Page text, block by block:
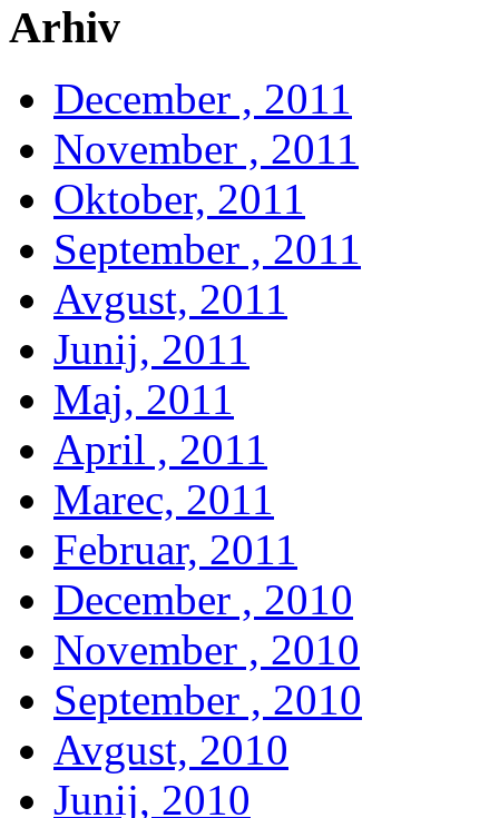
Arhiv
December , 2011
November , 2011
Oktober, 2011
September , 2011
Avgust, 2011
Junij, 2011
Maj, 2011
April , 2011
Marec, 2011
Februar, 2011
December , 2010
November , 2010
September , 2010
Avgust, 2010
Junij, 2010